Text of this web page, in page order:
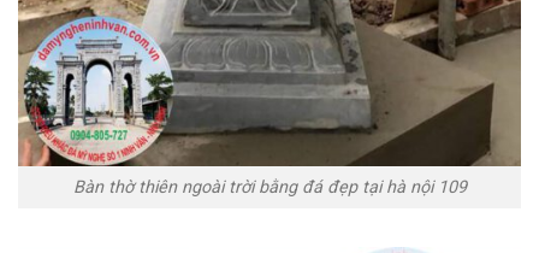
Bàn thờ thiên ngoài trời bằng đá đẹp tại hà nội 109